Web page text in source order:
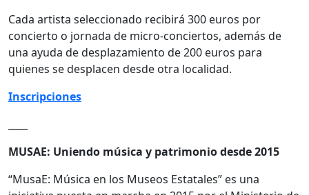
Cada artista seleccionado recibirá 300 euros por
concierto o jornada de micro-conciertos, además de
una ayuda de desplazamiento de 200 euros para
quienes se desplacen desde otra localidad.
Inscripciones
MUSAE: Uniendo música y patrimonio desde 2015
“MusaE: Música en los Museos Estatales” es una